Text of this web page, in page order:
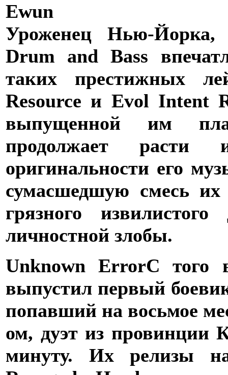
Ewun
Уроженец Нью-
Drum and Bass
таких престижных
Resource и Evol Intent
выпущенной им
продолжает расти
оригинальности его
сумасшедшую смесь
грязного
личностной злобы.
Unknown ErrorС того
выпустил первый
попавший на восьмое
ом, дуэт из провинции
минуту. Их релизы